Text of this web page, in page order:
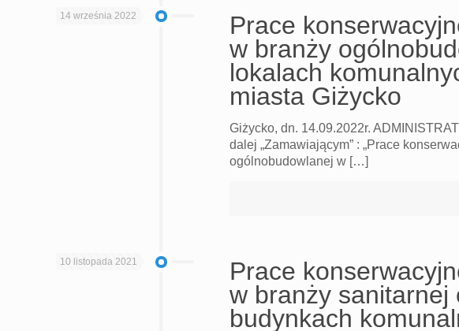
14 września 2022
Prace
w branży
lokalach
miasta Giżycko
Giżycko, dn. 14.09.2022r.
dalej „Zamawiającym” : „Prace
ogólnobudowlanej w […]
10 listopada 2021
Prace
w branży
budynkach